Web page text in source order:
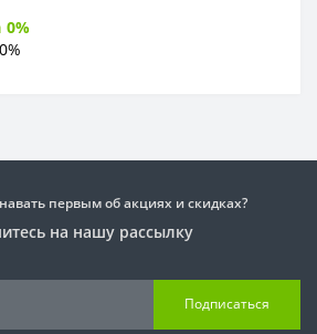
0%
первым об акциях и скидках?
на нашу рассылку
Подписаться